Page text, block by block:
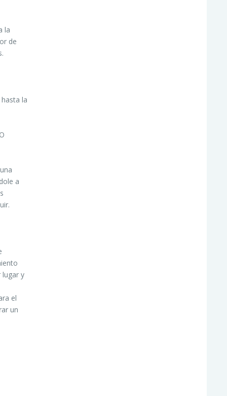
la
de
la
a
lugar y
el
un